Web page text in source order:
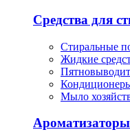
Средства для
Стиральные
Жидкие
Мыло